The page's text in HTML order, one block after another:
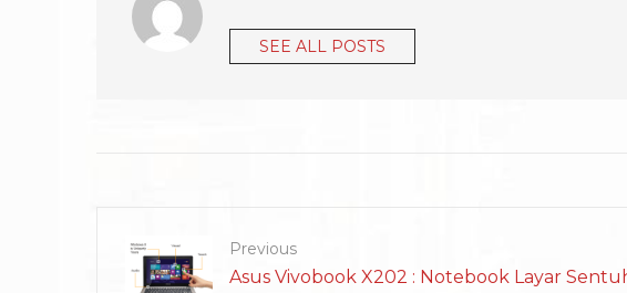
SEE ALL POSTS
Previous
Asus Vivobook X202 : Notebook Layar